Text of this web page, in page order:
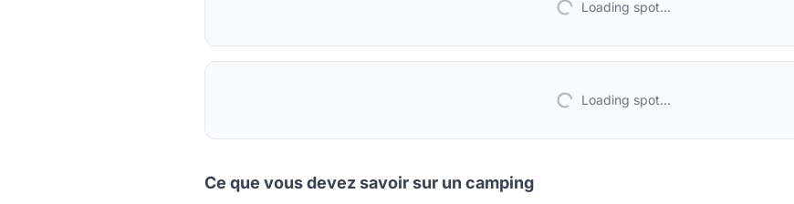
Loading spot...
Loading spot...
Ce que vous devez savoir sur un camping